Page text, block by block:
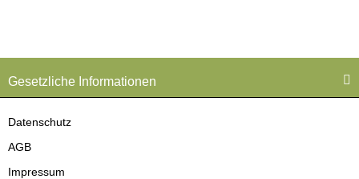
Gesetzliche Informationen
Datenschutz
AGB
Impressum